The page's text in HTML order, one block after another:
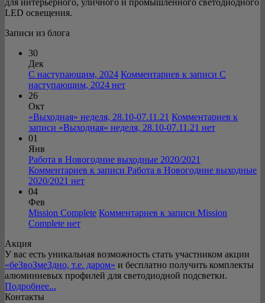
для интерьерного, уличного и промышленного светодиодного
LED освещения.
Записи из блога
30
Дек
С наступающим, 2024 Комментариев к записи С
наступающим, 2024 нет
26
Окт
«Выходная» неделя, 28.10-07.11.21 Комментариев к
записи «Выходная» неделя, 28.10-07.11.21 нет
01
Янв
Работа в Новогодние выходные 2020/2021
Комментариев к записи Работа в Новогодние выходные
2020/2021 нет
04
Фев
Mission Complete Комментариев к записи Mission
Complete нет
Акция
У вас есть уникальная возможность стать участником акции
«беЗвоЗмеЗдно, т.е. даром» и бесплатно получить комплекты
алюминиевых профилей для светодиодной подсветки.
Подробнее...
Контакты